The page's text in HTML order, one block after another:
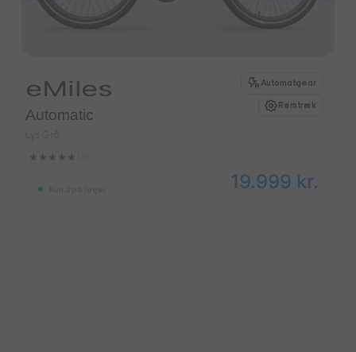
eMiles
Automatic
Automatgear
Remtræk
19.999 kr.